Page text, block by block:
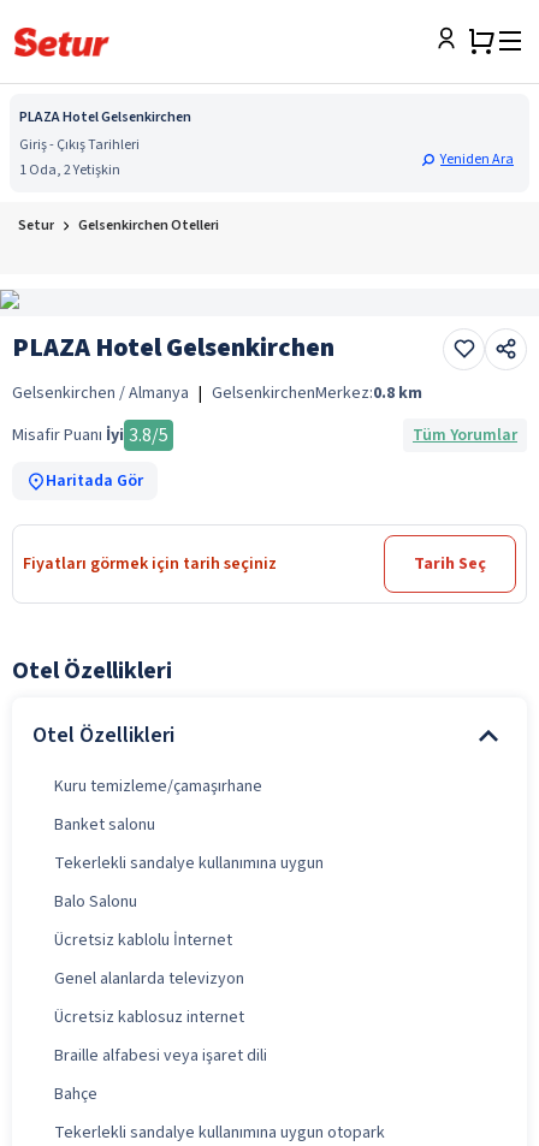
PLAZA Hotel Gelsenkirchen
Giriş - Çıkış Tarihleri
1 Oda, 2 Yetişkin
Yeniden Ara
Setur Gelsenkirchen Otelleri
PLAZA Hotel Gelsenkirchen
Gelsenkirchen / Almanya | GelsenkirchenMerkez:0.8 km
Misafir Puanı İyi 3.8/5
Tüm Yorumlar
Haritada Gör
Fiyatları görmek için tarih seçiniz Tarih Seç
Otel Özellikleri
Otel Özellikleri
Kuru temizleme/çamaşırhane
Banket salonu
Tekerlekli sandalye kullanımına uygun
Balo Salonu
Ücretsiz kablolu İnternet
Genel alanlarda televizyon
Ücretsiz kablosuz internet
Braille alfabesi veya işaret dili
Bahçe
Tekerlekli sandalye kullanımına uygun otopark